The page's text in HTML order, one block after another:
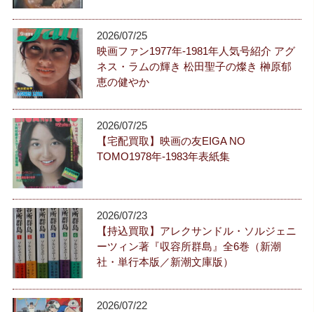
2026/07/25
映画ファン1977年-1981年人気号紹介 アグ
ネス・ラムの輝き 松田聖子の燦き 榊原郁
恵の健やか
2026/07/25
【宅配買取】映画の友EIGA NO
TOMO1978年-1983年表紙集
2026/07/23
【持込買取】アレクサンドル・ソルジェニ
ーツィン著『収容所群島』全6巻（新潮
社・単行本版／新潮文庫版）
2026/07/22